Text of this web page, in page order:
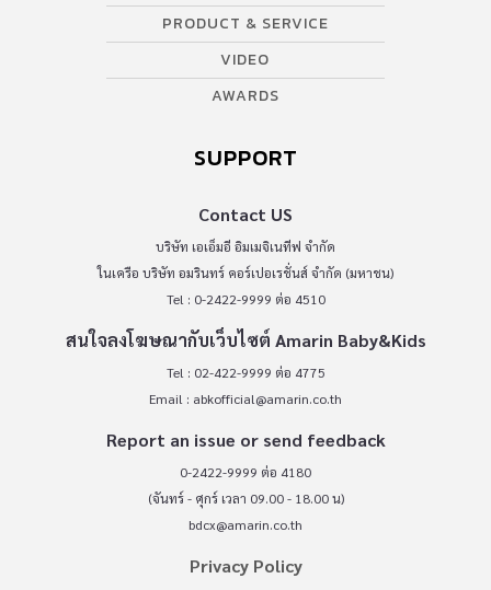
PRODUCT & SERVICE
VIDEO
AWARDS
SUPPORT
Contact US
บริษัท เอเอ็มอี อิมเมจิเนทีฟ จำกัด
ในเครือ บริษัท อมรินทร์ คอร์เปอเรชั่นส์ จำกัด (มหาชน)
Tel : 0-2422-9999 ต่อ 4510
สนใจลงโฆษณากับเว็บไซต์ Amarin Baby&Kids
Tel : 02-422-9999 ต่อ 4775
Email : abkofficial@amarin.co.th
Report an issue or send feedback
0-2422-9999 ต่อ 4180
(จันทร์ - ศุกร์ เวลา 09.00 - 18.00 น)
bdcx@amarin.co.th
Privacy Policy